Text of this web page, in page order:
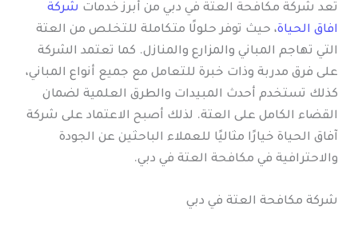
تعد شركة مكافحة العتة في دبي من أبرز خدمات شركة
افاق الحياة، حيث توفر حلولًا متكاملة للتخلص من العتة
التي تهاجم المباني والمزارع والمنازل. كما تعتمد الشركة
على فرق مدربة وذات خبرة للتعامل مع جميع أنواع المباني،
كذلك تستخدم أحدث المبيدات والطرق العلمية لضمان
القضاء الكامل على العتة. لذلك أصبح الاعتماد على شركة
آفاق الحياة خيارًا مثاليًا للعملاء الباحثين عن الجودة
والاحترافية في مكافحة العتة في دبي.
شركة مكافحة العتة في دبي